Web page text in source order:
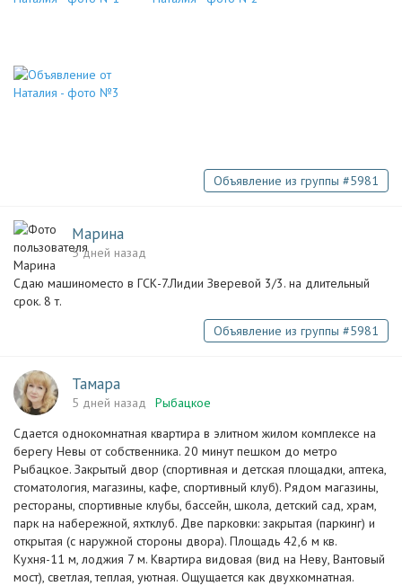
Объявление из группы #5981
Марина
5 дней назад
Сдаю машиноместо в ГСК-7.Лидии Зверевой 3/3. на длительный
срок. 8 т.
Объявление из группы #5981
Тамара
5 дней назад
Рыбацкое
Сдается однокомнатная квартира в элитном жилом комплексе на
берегу Невы от собственника. 20 минут пешком до метро
Рыбацкое. Закрытый двор (спортивная и детская площадки, аптека,
стоматология, магазины, кафе, спортивный клуб). Рядом магазины,
рестораны, спортивные клубы, бассейн, школа, детский сад, храм,
парк на набережной, яхтклуб. Две парковки: закрытая (паркинг) и
открытая (с наружной стороны двора). Площадь 42,6 м кв.
Кухня-11 м, лоджия 7 м. Квартира видовая (вид на Неву, Вантовый
мост), светлая, теплая, уютная. Ощущается как двухкомнатная.